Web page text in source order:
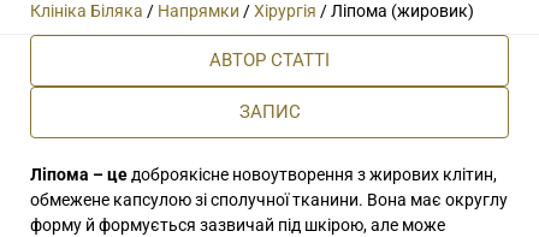
Клініка Біляка / Напрямки /Хірургія /Ліпома (жировик)
АВТОР СТАТТІ
ЗАПИС
Ліпома – цедоброякісне новоутворення з жирових клітин,
обмежене капсулою зі сполучної тканини. Вона має округлу
форму й формується зазвичай під шкірою, але може